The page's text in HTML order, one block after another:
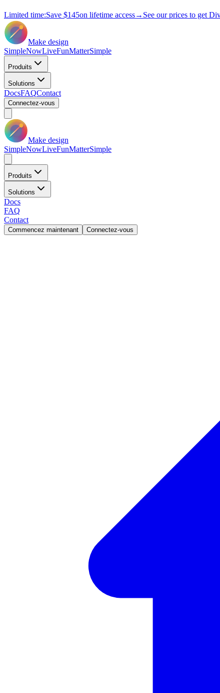
Limited time:Save $145on lifetime access→ See our prices to get
Make design
SimpleNowLiveFunMatterSimple
Produits
Solutions
DocsFAQContact
Connectez-vous
Make design
SimpleNowLiveFunMatterSimple
Produits
Solutions
Docs
FAQ
Contact
Commencez maintenant Connectez-vous